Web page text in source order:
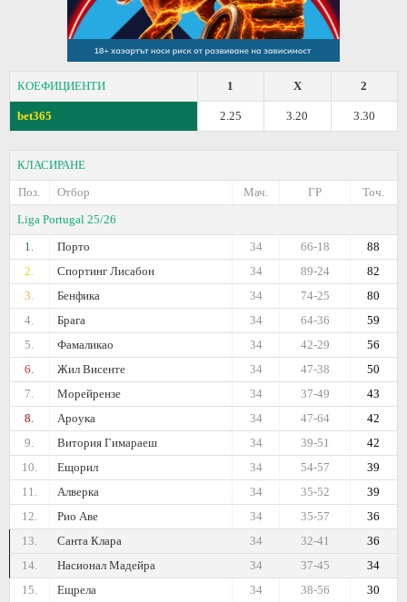
КОЕФИЦИЕНТИ 2
X
1
bet365 3.30
3.20
2.25
КЛАСИРАНЕ
Поз.
Отбор Точ.
ГР
Мач.
Liga Portugal 25/26
1.
Порто 88
66-18
34
2.
Спортинг Лисабон 82
89-24
34
3.
Бенфика 80
74-25
34
4.
Брага 59
64-36
34
5.
Фамаликао 56
42-29
34
6.
Жил Висенте 50
47-38
34
7.
Морейрензе 43
37-49
34
8.
Арoука 42
47-64
34
9.
Витория Гимараеш 42
39-51
34
10.
Ещорил 39
54-57
34
11.
Алверка 39
35-52
34
12.
Рио Аве 36
35-57
34
13.
Санта Клара 36
32-41
34
14.
Насионал Мадейра 34
37-45
34
15.
Ещрела 30
38-56
34